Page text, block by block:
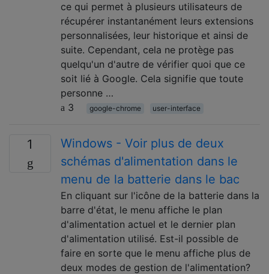
ce qui permet à plusieurs utilisateurs de
récupérer instantanément leurs extensions
personnalisées, leur historique et ainsi de
suite. Cependant, cela ne protège pas
quelqu'un d'autre de vérifier quoi que ce
soit lié à Google. Cela signifie que toute
personne …
3
google-chrome user-interface
1
Windows - Voir plus de deux
schémas d'alimentation dans le
menu de la batterie dans le bac
En cliquant sur l'icône de la batterie dans la
barre d'état, le menu affiche le plan
d'alimentation actuel et le dernier plan
d'alimentation utilisé. Est-il possible de
faire en sorte que le menu affiche plus de
deux modes de gestion de l'alimentation?